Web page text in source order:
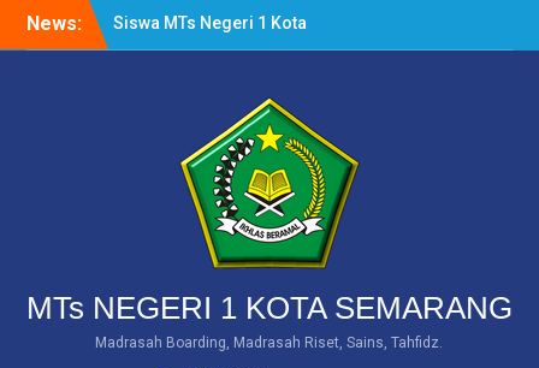
News:
Siswa MTs Negeri 1 Kota
Semarang Raih Tiga
Open III Taekwondo
Championship 2024
MTs Negeri 1 Kota
Semarang Raih Medali
Emas dalam Ajang WICE
2024 Tingkat Internasional
PEMBERITAHUAN
(INFORMASI SERAGAM)
MTs NEGERI 1 KOTA SEMARANG
Madrasah Boarding, Madrasah Riset, Sains, Tahfidz.